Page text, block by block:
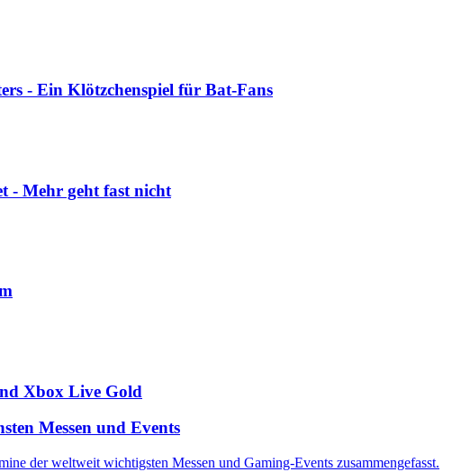
- Ein Klötzchenspiel für Bat-Fans
- Mehr geht fast nicht
Xbox Live Gold
Messen und Events
der weltweit wichtigsten Messen und Gaming-Events zusammengefasst.